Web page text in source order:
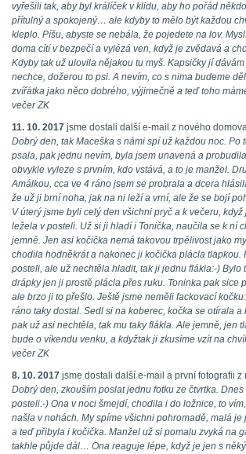
vyřešili tak, aby byl králíček v klidu, aby ho pořád
přítulný a spokojený… ale kdyby to mělo být každou
kleplo. Píšu, abyste se nebála, že pojedete na lov.
doma cítí v bezpečí a vylézá ven, když je zvědavá a
Kdyby tak už ulovila nějakou tu myš. Kapsičky jí
nechce, dožerou to psi. A nevím, co s nima budeme
zvířátka jako něco dobrého, výjimečně a teď toho
večer ZK
11. 10. 2017 jsme dostali další e-mail z nového
Dobrý den, tak Maceška s námi spí už každou noc. Po
psala, pak jednu nevím, byla jsem unavená a
obvykle vyleze s prvním, kdo vstává, a to je manžel.
Amálkou, cca ve 4 ráno jsem se probrala a dcera
že už ji brní noha, jak na ni leží a vrní, ale že se bojí
V úterý jsme byli celý den všichni pryč a k večeru,
ležela v posteli. Už si ji hladí i Tonička, naučila se k ní
jemně. Jen asi kočička nemá takovou trpělivost jako
chodila hodněkrát a nakonec ji kočička plácla tlapkou.
posteli, ale už nechtěla hladit, tak ji jednu flákla:-) Bylo
drápky jen ji prostě plácla přes ruku. Toninka pak sice
ale brzo ji to přešlo. Ještě jsme neměli fackovací
ráno taky dostal. Sedl si na koberec, kočka se otírala
pak už asi nechtěla, tak mu taky flákla. Ale jemně, jen
bude o víkendu venku, a kdyžtak ji zkusíme vzít na
večer ZK
8. 10. 2017 jsme dostali další e-mail a první fotografii z
Dobrý den, zkouším poslat jednu fotku ze čtvrtka.
posteli:-) Ona v noci šmejdí, chodila i do ložnice, to
našla v nohách. My spíme všichni pohromadě, malá je
a teď přibyla i kočička. Manžel už si pomalu zvyká na
takhle půjde dál… Ona reaguje lépe, když je jen s